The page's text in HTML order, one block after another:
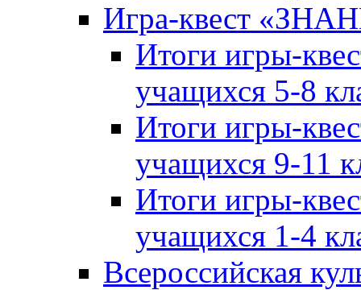
Игра-квест
Итоги игры-
учащихся 5-8
Итоги игры-
учащихся 9-11
Итоги игры-
учащихся 1-4
Всероссийская